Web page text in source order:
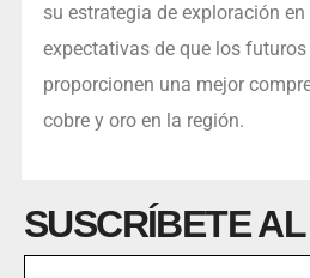
su estrategia de exploración
expectativas de que los
proporcionen una mejor
cobre y oro en la región.
SUSCRÍBETE